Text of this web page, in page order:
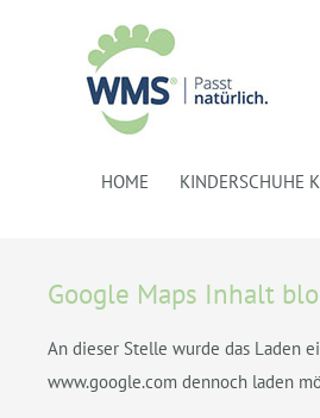
HOME KINDERSCHUHE
Google Maps Inhalt
An dieser Stelle wurde das Laden
www.google.com dennoch laden
HÄNDLERSUCHE